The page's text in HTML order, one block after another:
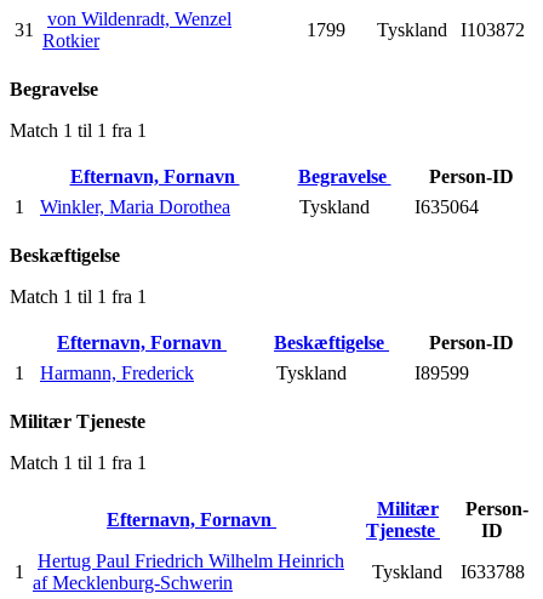
31
von Wildenradt, Wenzel
Rotkier
1799 Tyskland I103872
Begravelse
Match 1 til 1 fra 1
Efternavn, Fornavn Begravelse
Person-ID
1
Winkler, Maria Dorothea Tyskland I635064
Beskæftigelse
Match 1 til 1 fra 1
Efternavn, Fornavn Beskæftigelse
Person-ID
1
Harmann, Frederick Tyskland I89599
Militær Tjeneste
Match 1 til 1 fra 1
Efternavn, Fornavn
Militær
Tjeneste
Person-
ID
1
Hertug Paul Friedrich Wilhelm Heinrich
af Mecklenburg-Schwerin
Tyskland I633788